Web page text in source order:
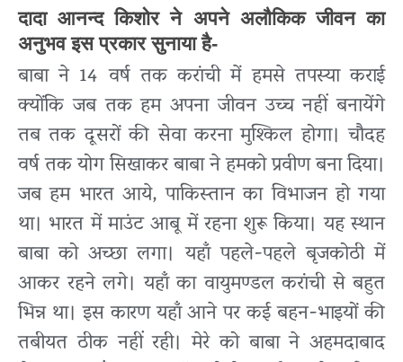
दादा आनन्द किशोर ने अपने अलौकिक जीवन का
अनुभव इस प्रकार सुनाया है-
बाबा ने 14 वर्ष तक करांची में हमसे तपस्या कराई
क्योंकि जब तक हम अपना जीवन उच्च नहीं बनायेंगे
तब तक दूसरों की सेवा करना मुश्किल होगा। चौदह
वर्ष तक योग सिखाकर बाबा ने हमको प्रवीण बना दिया।
जब हम भारत आये, पाकिस्तान का विभाजन हो गया
था। भारत में माउंट आबू में रहना शुरू किया। यह स्थान
बाबा को अच्छा लगा। यहाँ पहले-पहले बृजकोठी में
आकर रहने लगे। यहाँ का वायुमण्डल करांची से बहुत
भिन्न था। इस कारण यहाँ आने पर कई बहन-भाइयों की
तबीयत ठीक नहीं रही। मेरे को बाबा ने अहमदाबाद